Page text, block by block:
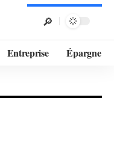
Entreprise Épargne